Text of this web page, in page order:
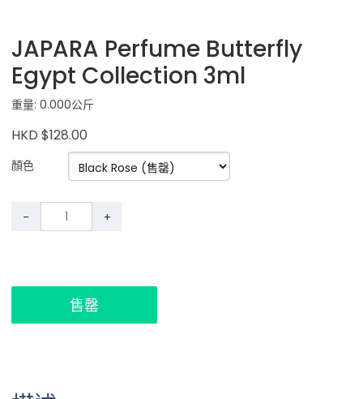
JAPARA Perfume Butterfly
Egypt Collection 3ml
重量: 0.000公斤
HKD $128.00
顏色
- +
售罄